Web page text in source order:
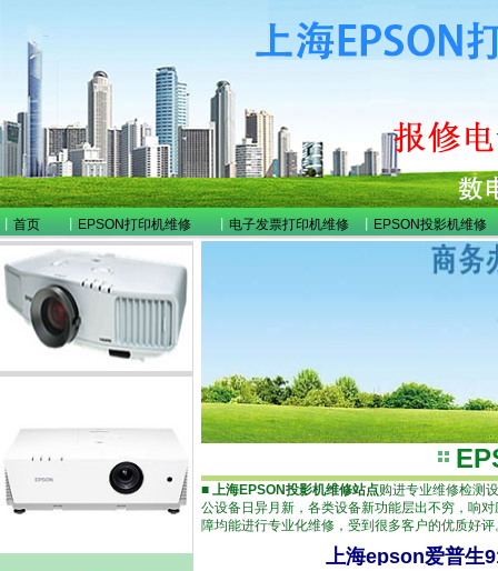
首页 EPSON打印机维修 电子发票打印机维修 EPSON投影机维修
■ 上海EPSON投影机维修站点购进专业维修检测
公设备日异月新，各类设备新功能层出不穷，响
障均能进行专业化维修，受到很多客户的优质好评
上海epson爱普生